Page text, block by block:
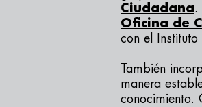
Ciudadana.
Oficina de
con el Instituto
También
manera
conocimiento.